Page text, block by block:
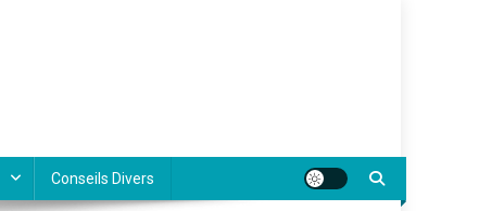
Conseils Divers